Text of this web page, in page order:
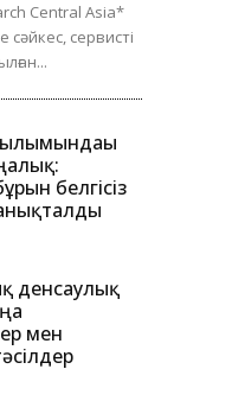
Central Asia*
сәйкес, сервисті
белгісіз
денсаулық
мен